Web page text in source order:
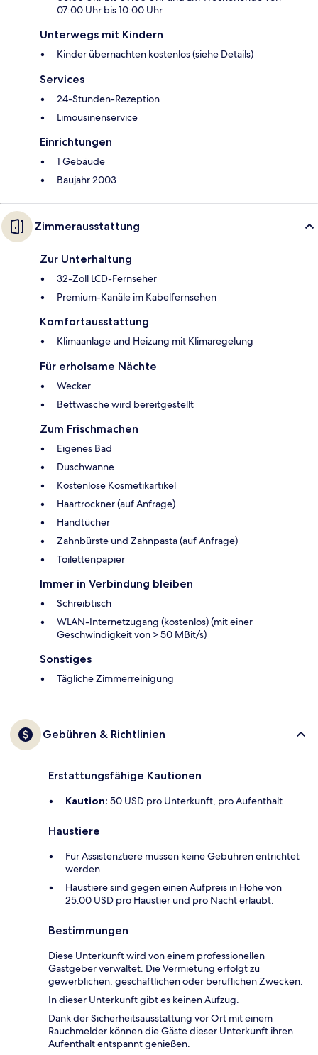
07:00 Uhr bis 10:00 Uhr
Unterwegs mit Kindern
Kinder übernachten kostenlos (siehe Details)
Services
24-Stunden-Rezeption
Limousinenservice
Einrichtungen
1 Gebäude
Baujahr 2003
Zimmerausstattung
Zur Unterhaltung
32-Zoll LCD-Fernseher
Premium-Kanäle im Kabelfernsehen
Komfortausstattung
Klimaanlage und Heizung mit Klimaregelung
Für erholsame Nächte
Wecker
Bettwäsche wird bereitgestellt
Zum Frischmachen
Eigenes Bad
Duschwanne
Kostenlose Kosmetikartikel
Haartrockner (auf Anfrage)
Handtücher
Zahnbürste und Zahnpasta (auf Anfrage)
Toilettenpapier
Immer in Verbindung bleiben
Schreibtisch
WLAN-Internetzugang (kostenlos) (mit einer
Geschwindigkeit von > 50 MBit/s)
Sonstiges
Tägliche Zimmerreinigung
Gebühren & Richtlinien
Erstattungsfähige Kautionen
Kaution: 50 USD pro Unterkunft, pro Aufenthalt
Haustiere
Für Assistenztiere müssen keine Gebühren entrichtet
werden
Haustiere sind gegen einen Aufpreis in Höhe von
25.00 USD pro Haustier und pro Nacht erlaubt.
Bestimmungen
Diese Unterkunft wird von einem professionellen
Gastgeber verwaltet. Die Vermietung erfolgt zu
gewerblichen, geschäftlichen oder beruflichen Zwecken.
In dieser Unterkunft gibt es keinen Aufzug.
Dank der Sicherheitsausstattung vor Ort mit einem
Rauchmelder können die Gäste dieser Unterkunft ihren
Aufenthalt entspannt genießen.